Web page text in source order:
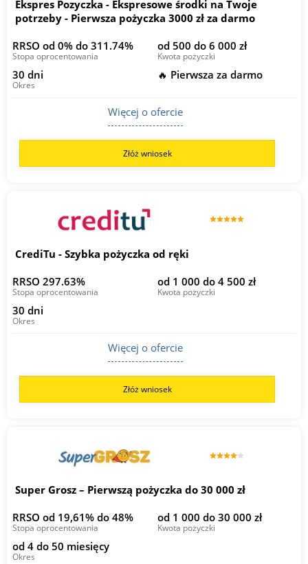
Ekspres Pozyczka - Ekspresowe środki na Twoje
potrzeby - Pierwsza pożyczka 3000 zł za darmo
RRSO od 0% do 311.74%
Stopa oprocentowania
od 500 do 6 000 zł
Kwota pożyczki
30 dni
Okres
🔥 Pierwsza za darmo
Więcej o ofercie
Złóż wniosek
CrediTu - Szybka pożyczka od ręki
RRSO 297.63%
Stopa oprocentowania
od 1 000 do 4 500 zł
Kwota pożyczki
30 dni
Okres
Więcej o ofercie
Złóż wniosek
Super Grosz – Pierwszą pożyczka do 30 000 zł
RRSO od 19,61% do 48%
Stopa oprocentowania
od 1 000 do 30 000 zł
Kwota pożyczki
od 4 do 50 miesięcy
Okres